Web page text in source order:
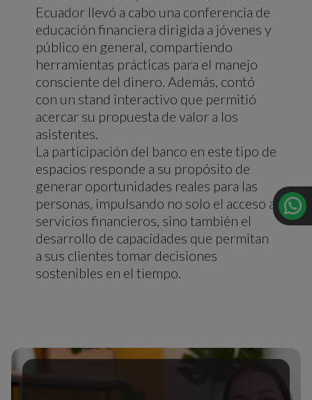
Ecuador llevó a cabo una conferencia de
educación financiera dirigida a jóvenes y
público en general, compartiendo
herramientas prácticas para el manejo
consciente del dinero. Además, contó
con un stand interactivo que permitió
acercar su propuesta de valor a los
asistentes.
La participación del banco en este tipo de
espacios responde a su propósito de
generar oportunidades reales para las
personas, impulsando no solo el acceso a
servicios financieros, sino también el
desarrollo de capacidades que permitan
a sus clientes tomar decisiones
sostenibles en el tiempo.